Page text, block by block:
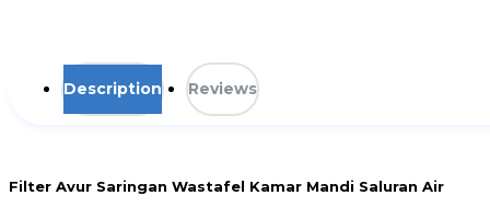
Description Reviews
Filter Avur Saringan Wastafel Kamar Mandi Saluran Air